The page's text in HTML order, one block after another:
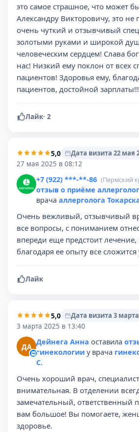
это самое страшное, что может
Александру Викторовичу, это не
очень чуткий и отзывчивый
золотыми руками и широкой
человеческим сердцем! Слава
нас! Низкий ему поклон от всех
пациентов! Здоровья ему,
пациентов, достойной зарплаты!!!
Лайк· 2
5,0
Дата визита 22 мая
27 мая 2025 в 08:12
+7 (922) ***-**-86 (Пермский
отзыв о приёме
врача аллерголога
Очень вежливый, отзывчивый
все вопросы, с пониманием
впереди еще предстоит
благодаря ее опыту все
Лайк
5,0
Дата визита 3 марта
3 марта 2025 в 13:40
ДА Дейнега Анна оставила
гинекологии у врача
С.
Очень хороший врач,
внимательная. В отделении
замечательный, ответственный
вам большое! Вы помогаете,
здоровье.